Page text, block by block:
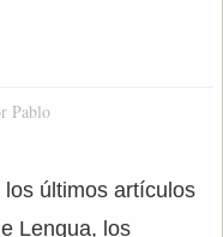
Pablo
últimos artículos
Lengua, los